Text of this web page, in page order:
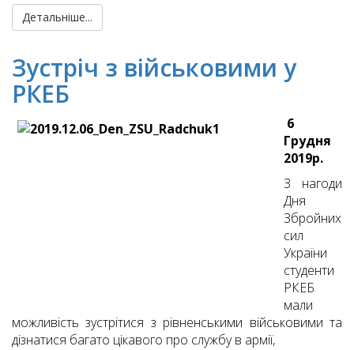
Детальніше...
Зустріч з військовими у
РКЕБ
6
Грудня
2019р.
З нагоди
Дня
Збройних
сил
України
студенти
РКЕБ
мали
можливість зустрітися з рівненськими військовими та
дізнатися багато цікавого про службу в армії,